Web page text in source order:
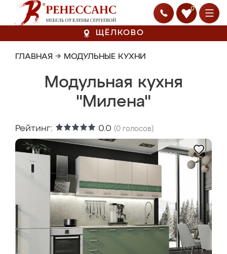
0
ЩЁЛКОВО
ГЛАВНАЯ → МОДУЛЬНЫЕ КУХНИ
Модульная кухня
"Милена"
Рейтинг: 0.0 (0 голосов)